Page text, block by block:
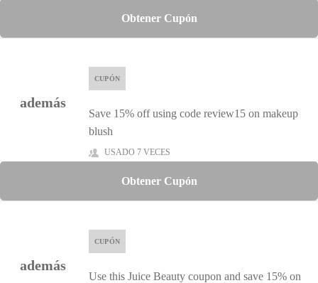
Obtener Cupón
además
CUPÓN
Save 15% off using code review15 on makeup
blush
USADO 7 VECES
Obtener Cupón
además
CUPÓN
Use this Juice Beauty coupon and save 15% on